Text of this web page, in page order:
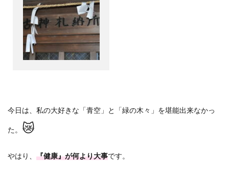
今日は、私の大好きな「青空」と「緑の木々」を堪能出来なかっ
た。 😿
やはり、 『健康』が何より大事です。